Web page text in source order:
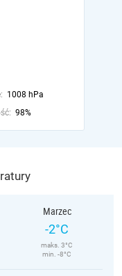
1008 hPa
98%
Marzec
-2°C
maks. 3°C
min. -8°C